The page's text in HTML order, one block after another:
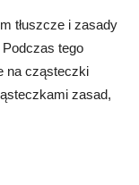
tłuszcze i zasady
Podczas tego
na cząsteczki
zasad,